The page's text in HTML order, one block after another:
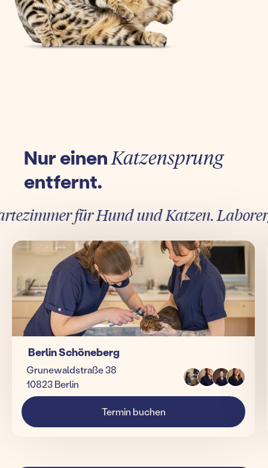
Nur einenKatzensprung
entfernt.
für Hund und Katzen.
Berlin Schöneberg
Grunewaldstraße 38
10823 Berlin
Termin buchen